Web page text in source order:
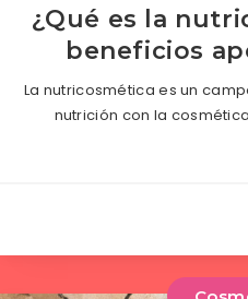
¿Qué es la
beneficios
La nutricosmética es un
nutrición con la